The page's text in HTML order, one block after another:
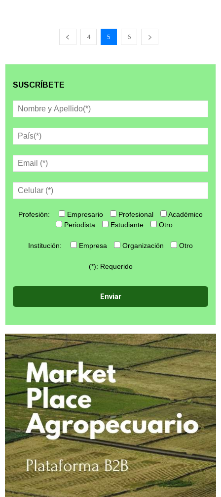
4 5 6
SUSCRÍBETE
Profesión: Empresario Profesional
Académico
Periodista
Estudiante Otro
Institución: Empresa Organización Otro
(*): Requerido